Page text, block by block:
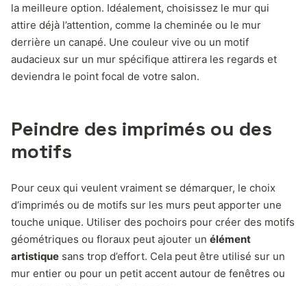
la meilleure option. Idéalement, choisissez le mur qui
attire déjà l’attention, comme la cheminée ou le mur
derrière un canapé. Une couleur vive ou un motif
audacieux sur un mur spécifique attirera les regards et
deviendra le point focal de votre salon.
Peindre des imprimés ou des
motifs
Pour ceux qui veulent vraiment se démarquer, le choix
d’imprimés ou de motifs sur les murs peut apporter une
touche unique. Utiliser des pochoirs pour créer des motifs
géométriques ou floraux peut ajouter un élément
artistique sans trop d’effort. Cela peut être utilisé sur un
mur entier ou pour un petit accent autour de fenêtres ou